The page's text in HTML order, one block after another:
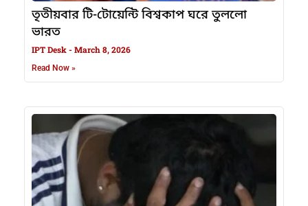
তৃতীয়বার টি-টোয়েন্টি বিশ্বকাপ ঘরে তুললো
ভারত
IPT Desk March 8, 2026
Read Now »